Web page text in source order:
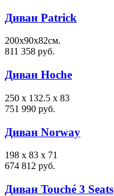
Диван Patrick
200х90х82см.
811 358 руб.
Диван Hoche
250 x 132.5 x 83
751 990 руб.
Диван Norway
198 x 83 x 71
674 812 руб.
Диван Touché 3 Seats